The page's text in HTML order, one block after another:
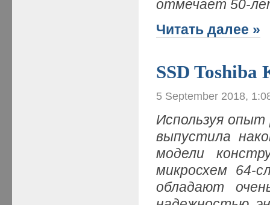
отмечает 50-
Читать далее »
SSD Toshiba
5 September 2018,
Используя опыт
выпустила
модели
микросхем 64-
обладают